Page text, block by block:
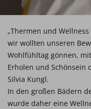
„Thermen und
wir wollten unseren
Wohlfühltag gönnen,
Erholen und Schönsein
Silvia Kungl.
In den großen Bädern
wurde daher eine